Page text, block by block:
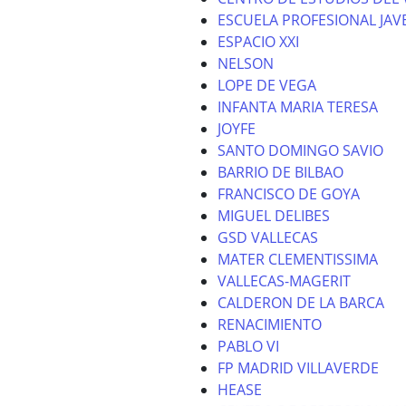
ESCUELA PROFESIONAL
ESPACIO XXI
NELSON
LOPE DE VEGA
INFANTA MARIA TERESA
JOYFE
SANTO DOMINGO SAVIO
BARRIO DE BILBAO
FRANCISCO DE GOYA
MIGUEL DELIBES
GSD VALLECAS
MATER CLEMENTISSIMA
VALLECAS-MAGERIT
CALDERON DE LA BARCA
RENACIMIENTO
PABLO VI
FP MADRID VILLAVERDE
HEASE